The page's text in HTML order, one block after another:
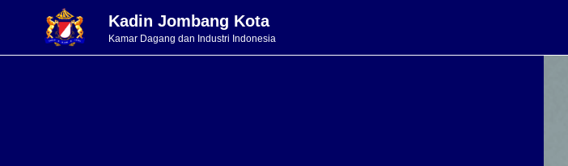
Kadin Jombang Kota
Kamar Dagang dan Industri Indonesia